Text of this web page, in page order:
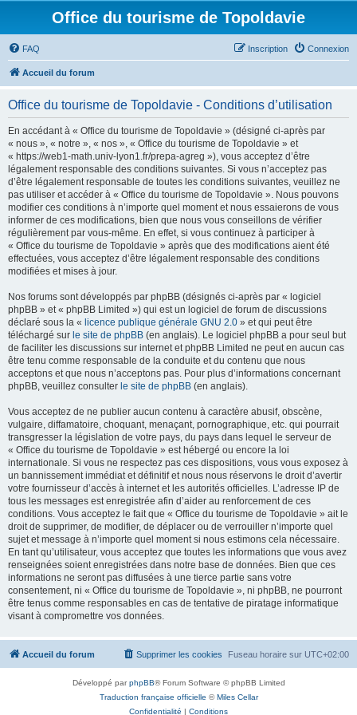
Office du tourisme de Topoldavie
FAQ Connexion
Inscription
Accueil du forum
Office du tourisme de Topoldavie - Conditions d’utilisation
En accédant à « Office du tourisme de Topoldavie » (désigné ci-après par
« nous », « notre », « nos », « Office du tourisme de Topoldavie » et
« https://web1-math.univ-lyon1.fr/prepa-agreg »), vous acceptez d’être
légalement responsable des conditions suivantes. Si vous n’acceptez pas
d’être légalement responsable de toutes les conditions suivantes, veuillez ne
pas utiliser et accéder à « Office du tourisme de Topoldavie ». Nous pouvons
modifier ces conditions à n’importe quel moment et nous essaierons de vous
informer de ces modifications, bien que nous vous conseillons de vérifier
régulièrement par vous-même. En effet, si vous continuez à participer à
« Office du tourisme de Topoldavie » après que des modifications aient été
effectuées, vous acceptez d’être légalement responsable des conditions
modifiées et mises à jour.
Nos forums sont développés par phpBB (désignés ci-après par « logiciel
phpBB » et « phpBB Limited ») qui est un logiciel de forum de discussions
déclaré sous la « licence publique générale GNU 2.0 » et qui peut être
téléchargé sur le site de phpBB (en anglais). Le logiciel phpBB a pour seul but
de faciliter les discussions sur internet et phpBB Limited ne peut en aucun cas
être tenu comme responsable de la conduite et du contenu que nous
acceptons et que nous n’acceptons pas. Pour plus d’informations concernant
phpBB, veuillez consulter le site de phpBB (en anglais).
Vous acceptez de ne publier aucun contenu à caractère abusif, obscène,
vulgaire, diffamatoire, choquant, menaçant, pornographique, etc. qui pourrait
transgresser la législation de votre pays, du pays dans lequel le serveur de
« Office du tourisme de Topoldavie » est hébergé ou encore la loi
internationale. Si vous ne respectez pas ces dispositions, vous vous exposez à
un bannissement immédiat et définitif et nous nous réservons le droit d’avertir
votre fournisseur d’accès à internet et les autorités officielles. L’adresse IP de
tous les messages est enregistrée afin d’aider au renforcement de ces
conditions. Vous acceptez le fait que « Office du tourisme de Topoldavie » ait le
droit de supprimer, de modifier, de déplacer ou de verrouiller n’importe quel
sujet et message à n’importe quel moment si nous estimons cela nécessaire.
En tant qu’utilisateur, vous acceptez que toutes les informations que vous avez
renseignées soient enregistrées dans notre base de données. Bien que ces
informations ne seront pas diffusées à une tierce partie sans votre
consentement, ni « Office du tourisme de Topoldavie », ni phpBB, ne pourront
être tenus comme responsables en cas de tentative de piratage informatique
visant à compromettre vos données.
Accueil du forum Fuseau horaire sur UTC+02:00
Supprimer les cookies
Développé parphpBB® Forum Software © phpBB Limited
Traduction française officielle ©Miles Cellar
Confidentialité | Conditions